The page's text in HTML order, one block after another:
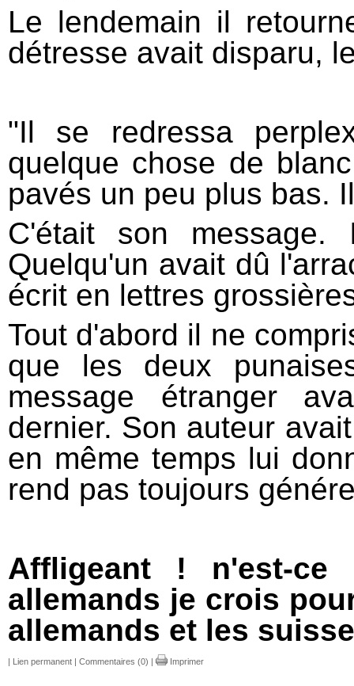
Le lendemain il
détresse avait disparu,
"Il se redressa
quelque chose de
pavés un peu plus bas.
C'était son
Quelqu'un avait dû
écrit en lettres
Tout d'abord il ne
que les deux
message étranger
dernier. Son auteur
en même temps lui
rend pas toujours
Affligeant ! n'est-
allemands je crois
allemands et les
| Lien permanent | Commentaires (0) | Imprimer